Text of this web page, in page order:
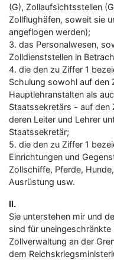
(G), Zollaufsichtsstellen
Zollflughäfen, soweit sie
angeflogen werden);
3. das Personalwesen,
Zolldienststellen in
4. die den zu Ziffer 1
Schulung sowohl auf den
Hauptlehranstalten als
Staatssekretärs - auf den
deren Leiter und Lehrer
Staatssekretär;
5. die den zu Ziffer 1
Einrichtungen und
Zollschiffe, Pferde,
Ausrüstung usw.
II.
Sie unterstehen mir und
sind für
Zollverwaltung an der
dem